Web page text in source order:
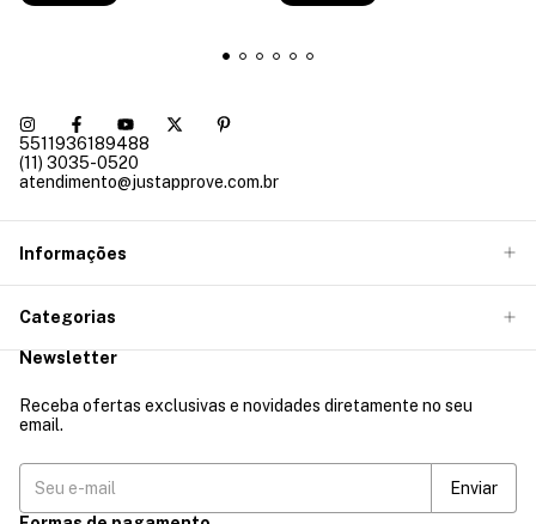
5511936189488
(11) 3035-0520
atendimento@justapprove.com.br
Informações
Categorias
Newsletter
Receba ofertas exclusivas e novidades diretamente no seu
email.